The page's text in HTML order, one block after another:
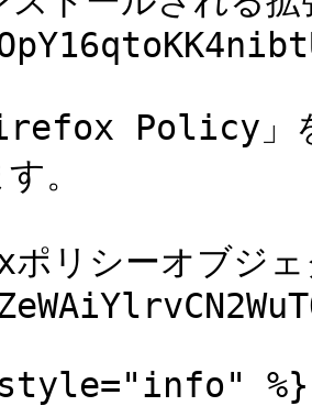
Policy」
。
リシーオブジ
%}